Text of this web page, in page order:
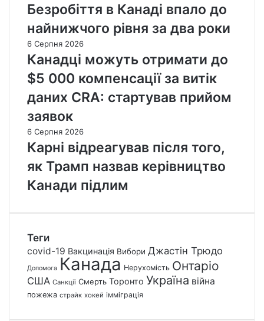
Безробіття в Канаді впало до
найнижчого рівня за два роки
6 Серпня 2026
Канадці можуть отримати до
$5 000 компенсації за витік
даних CRA: стартував прийом
заявок
6 Серпня 2026
Карні відреагував після того,
як Трамп назвав керівництво
Канади підлим
Теги
covid-19 Вакцинація Вибори Джастін Трюдо
Допомога Канада Нерухомість Онтаріо
США Санкції Смерть Торонто Україна війна
пожежа страйк хокей імміграція